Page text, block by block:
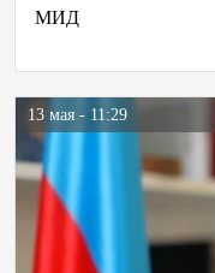
МИД
13 мая - 11:29